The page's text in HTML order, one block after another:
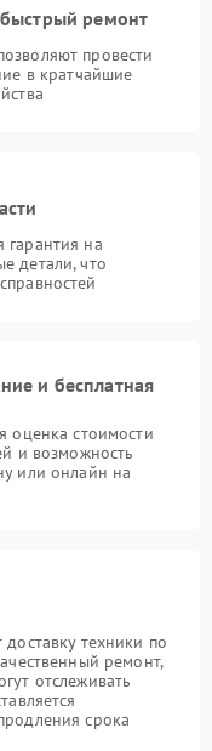
быстрый ремонт
провести
в кратчайшие
гарантия на
детали, что
и бесплатная
оценка стоимости
и возможность
или онлайн на
техники по
ремонт,
отслеживать
срока